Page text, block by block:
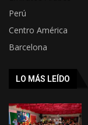
Perú
Centro América
Barcelona
LO MÁS LEÍDO